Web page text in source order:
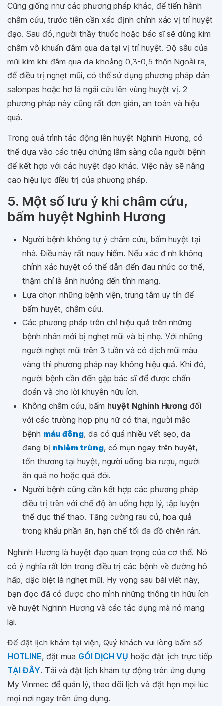
Cũng giống như các phương pháp khác, để tiến hành
châm cứu, trước tiên cần xác định chính xác vị trí huyệt
đạo. Sau đó, người thầy thuốc hoặc bác sĩ sẽ dùng kim
châm vô khuẩn đâm qua da tại vị trí huyệt. Độ sâu của
mũi kim khi đâm qua da khoảng 0,3-0,5 thốn.Ngoài ra,
để điều trị nghẹt mũi, có thể sử dụng phương pháp dán
salonpas hoặc hơ lá ngải cứu lên vùng huyệt vị. 2
phương pháp này cũng rất đơn giản, an toàn và hiệu
quả.
Trong quá trình tác động lên huyệt Nghinh Hương, có
thể dựa vào các triệu chứng lâm sàng của người bệnh
để kết hợp với các huyệt đạo khác. Việc này sẽ nâng
cao hiệu lực điều trị của phương pháp.
5. Một số lưu ý khi châm cứu,
bấm huyệt Nghinh Hương
Người bệnh không tự ý châm cứu, bấm huyệt tại
nhà. Điều này rất nguy hiểm. Nếu xác định không
chính xác huyệt có thể dẫn đến đau nhức cơ thể,
thậm chí là ảnh hưởng đến tính mạng.
Lựa chọn những bệnh viện, trung tâm uy tín để
bấm huyệt, châm cứu.
Các phương pháp trên chỉ hiệu quả trên những
bệnh nhân mới bị nghẹt mũi và bị nhẹ. Với những
người nghẹt mũi trên 3 tuần và có dịch mũi màu
vàng thì phương pháp này không hiệu quả. Khi đó,
người bệnh cần đến gặp bác sĩ để được chẩn
đoán và cho lời khuyên hữu ích.
Không châm cứu, bấm huyệt Nghinh Hương đối
với các trường hợp phụ nữ có thai, người mắc
bệnh máu đông, da có quá nhiều vết sẹo, da
đang bị nhiễm trùng, có mụn ngay trên huyệt,
tổn thương tại huyệt, người uống bia rượu, người
ăn quá no hoặc quá đói.
Người bệnh cũng cần kết hợp các phương pháp
điều trị trên với chế độ ăn uống hợp lý, tập luyện
thể dục thể thao. Tăng cường rau củ, hoa quả
trong khẩu phần ăn, hạn chế tối đa đồ chiên rán.
Nghinh Hương là huyệt đạo quan trọng của cơ thể. Nó
có ý nghĩa rất lớn trong điều trị các bệnh về đường hô
hấp, đặc biệt là nghẹt mũi. Hy vọng sau bài viết này,
bạn đọc đã có được cho mình những thông tin hữu ích
về huyệt Nghinh Hương và các tác dụng mà nó mang
lại.
Để đặt lịch khám tại viện, Quý khách vui lòng bấm số
HOTLINE, đặt mua GÓI DỊCH VỤ hoặc đặt lịch trực tiếp
TẠI ĐÂY. Tải và đặt lịch khám tự động trên ứng dụng
My Vinmec để quản lý, theo dõi lịch và đặt hẹn mọi lúc
mọi nơi ngay trên ứng dụng.